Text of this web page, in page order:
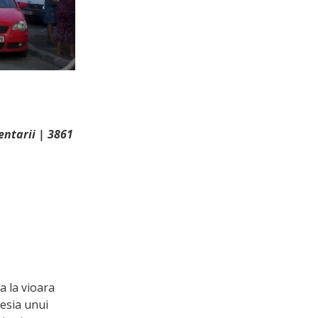
| 3861
la vioara
unui